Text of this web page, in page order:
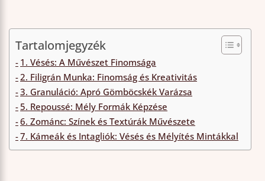
Tartalomjegyzék
1. Vésés: A Művészet Finomsága
2. Filigrán Munka: Finomság és Kreativitás
3. Granuláció: Apró Gömböcskék Varázsa
5. Repoussé: Mély Formák Képzése
6. Zománc: Színek és Textúrák Művészete
7. Kámeák és Intagliók: Vésés és Mélyítés Mintákkal